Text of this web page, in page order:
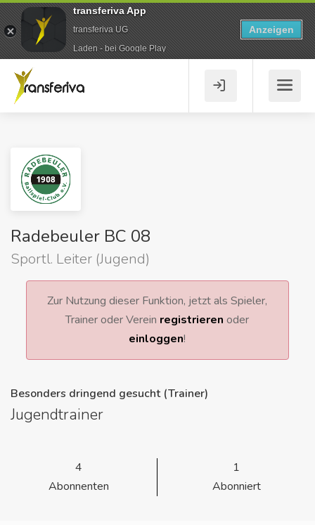
Radebeuler BC 08
Sportl. Leiter (Jugend)
Zur Nutzung dieser Funktion, jetzt als Spieler,
Trainer oder Verein registrieren oder
einloggen!
Besonders dringend gesucht (Trainer)
Jugendtrainer
4
Abonnenten
1
Abonniert
transferiva App
transferiva UG
Laden - bei Google Play
Anzeigen